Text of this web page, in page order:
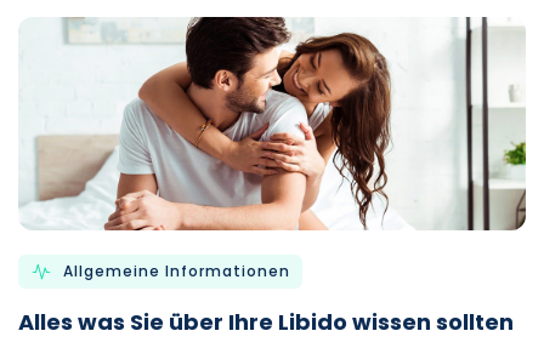
Allgemeine Informationen
Alles was Sie über Ihre Libido wissen sollten